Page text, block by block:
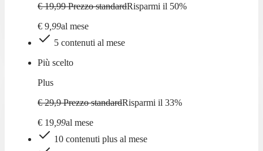
€ 19,99 Prezzo standardRisparmi il 50%
€ 9 99al mese
5 contenuti al mese
Più scelto
Plus
€ 29,9 Prezzo standardRisparmi il 33%
€ 19 99al mese
10 contenuti plus al mese